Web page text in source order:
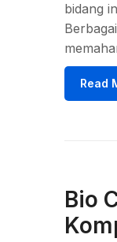
bidang
Read
Bio